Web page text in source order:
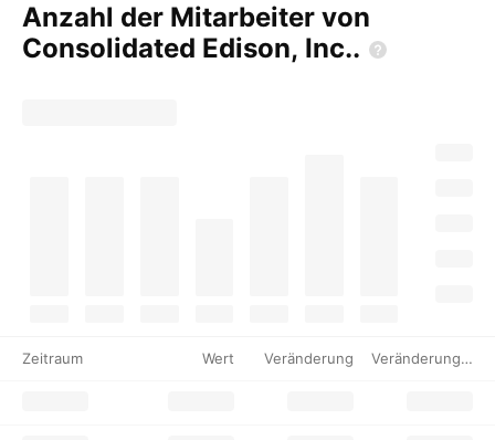
Anzahl der Mitarbeiter von
Consolidated Edison, Inc..
Zeitraum Wert Veränderung Veränderung %